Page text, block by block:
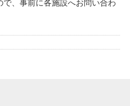
で、事前に各施設へお問い合わ